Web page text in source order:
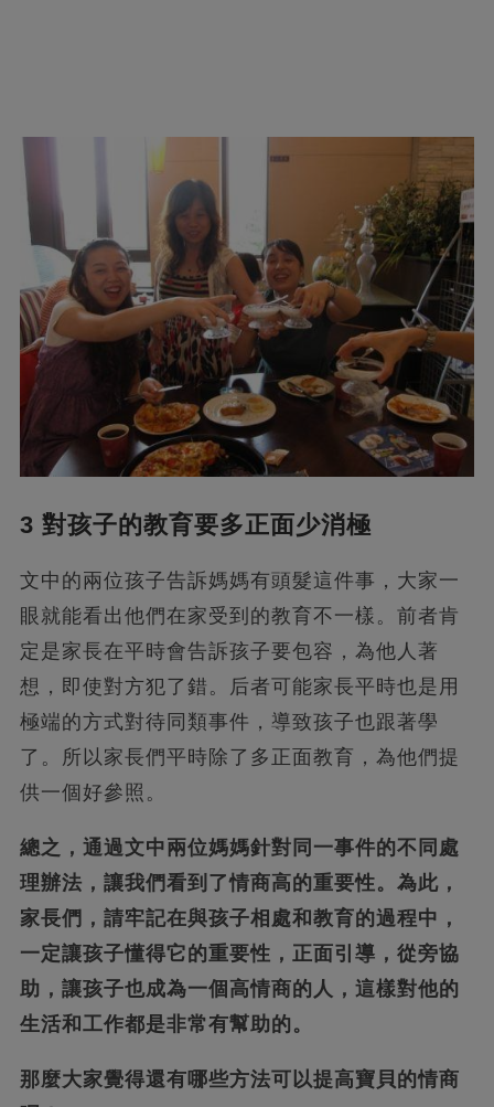
3 對孩子的教育要多正面少消極
文中的兩位孩子告訴媽媽有頭髮這件事，大家一
眼就能看出他們在家受到的教育不一樣。前者肯
定是家長在平時會告訴孩子要包容，為他人著
想，即使對方犯了錯。后者可能家長平時也是用
極端的方式對待同類事件，導致孩子也跟著學
了。所以家長們平時除了多正面教育，為他們提
供一個好參照。
總之，通過文中兩位媽媽針對同一事件的不同處
理辦法，讓我們看到了情商高的重要性。為此，
家長們，請牢記在與孩子相處和教育的過程中，
一定讓孩子懂得它的重要性，正面引導，從旁協
助，讓孩子也成為一個高情商的人，這樣對他的
生活和工作都是非常有幫助的。
那麼大家覺得還有哪些方法可以提高寶貝的情商